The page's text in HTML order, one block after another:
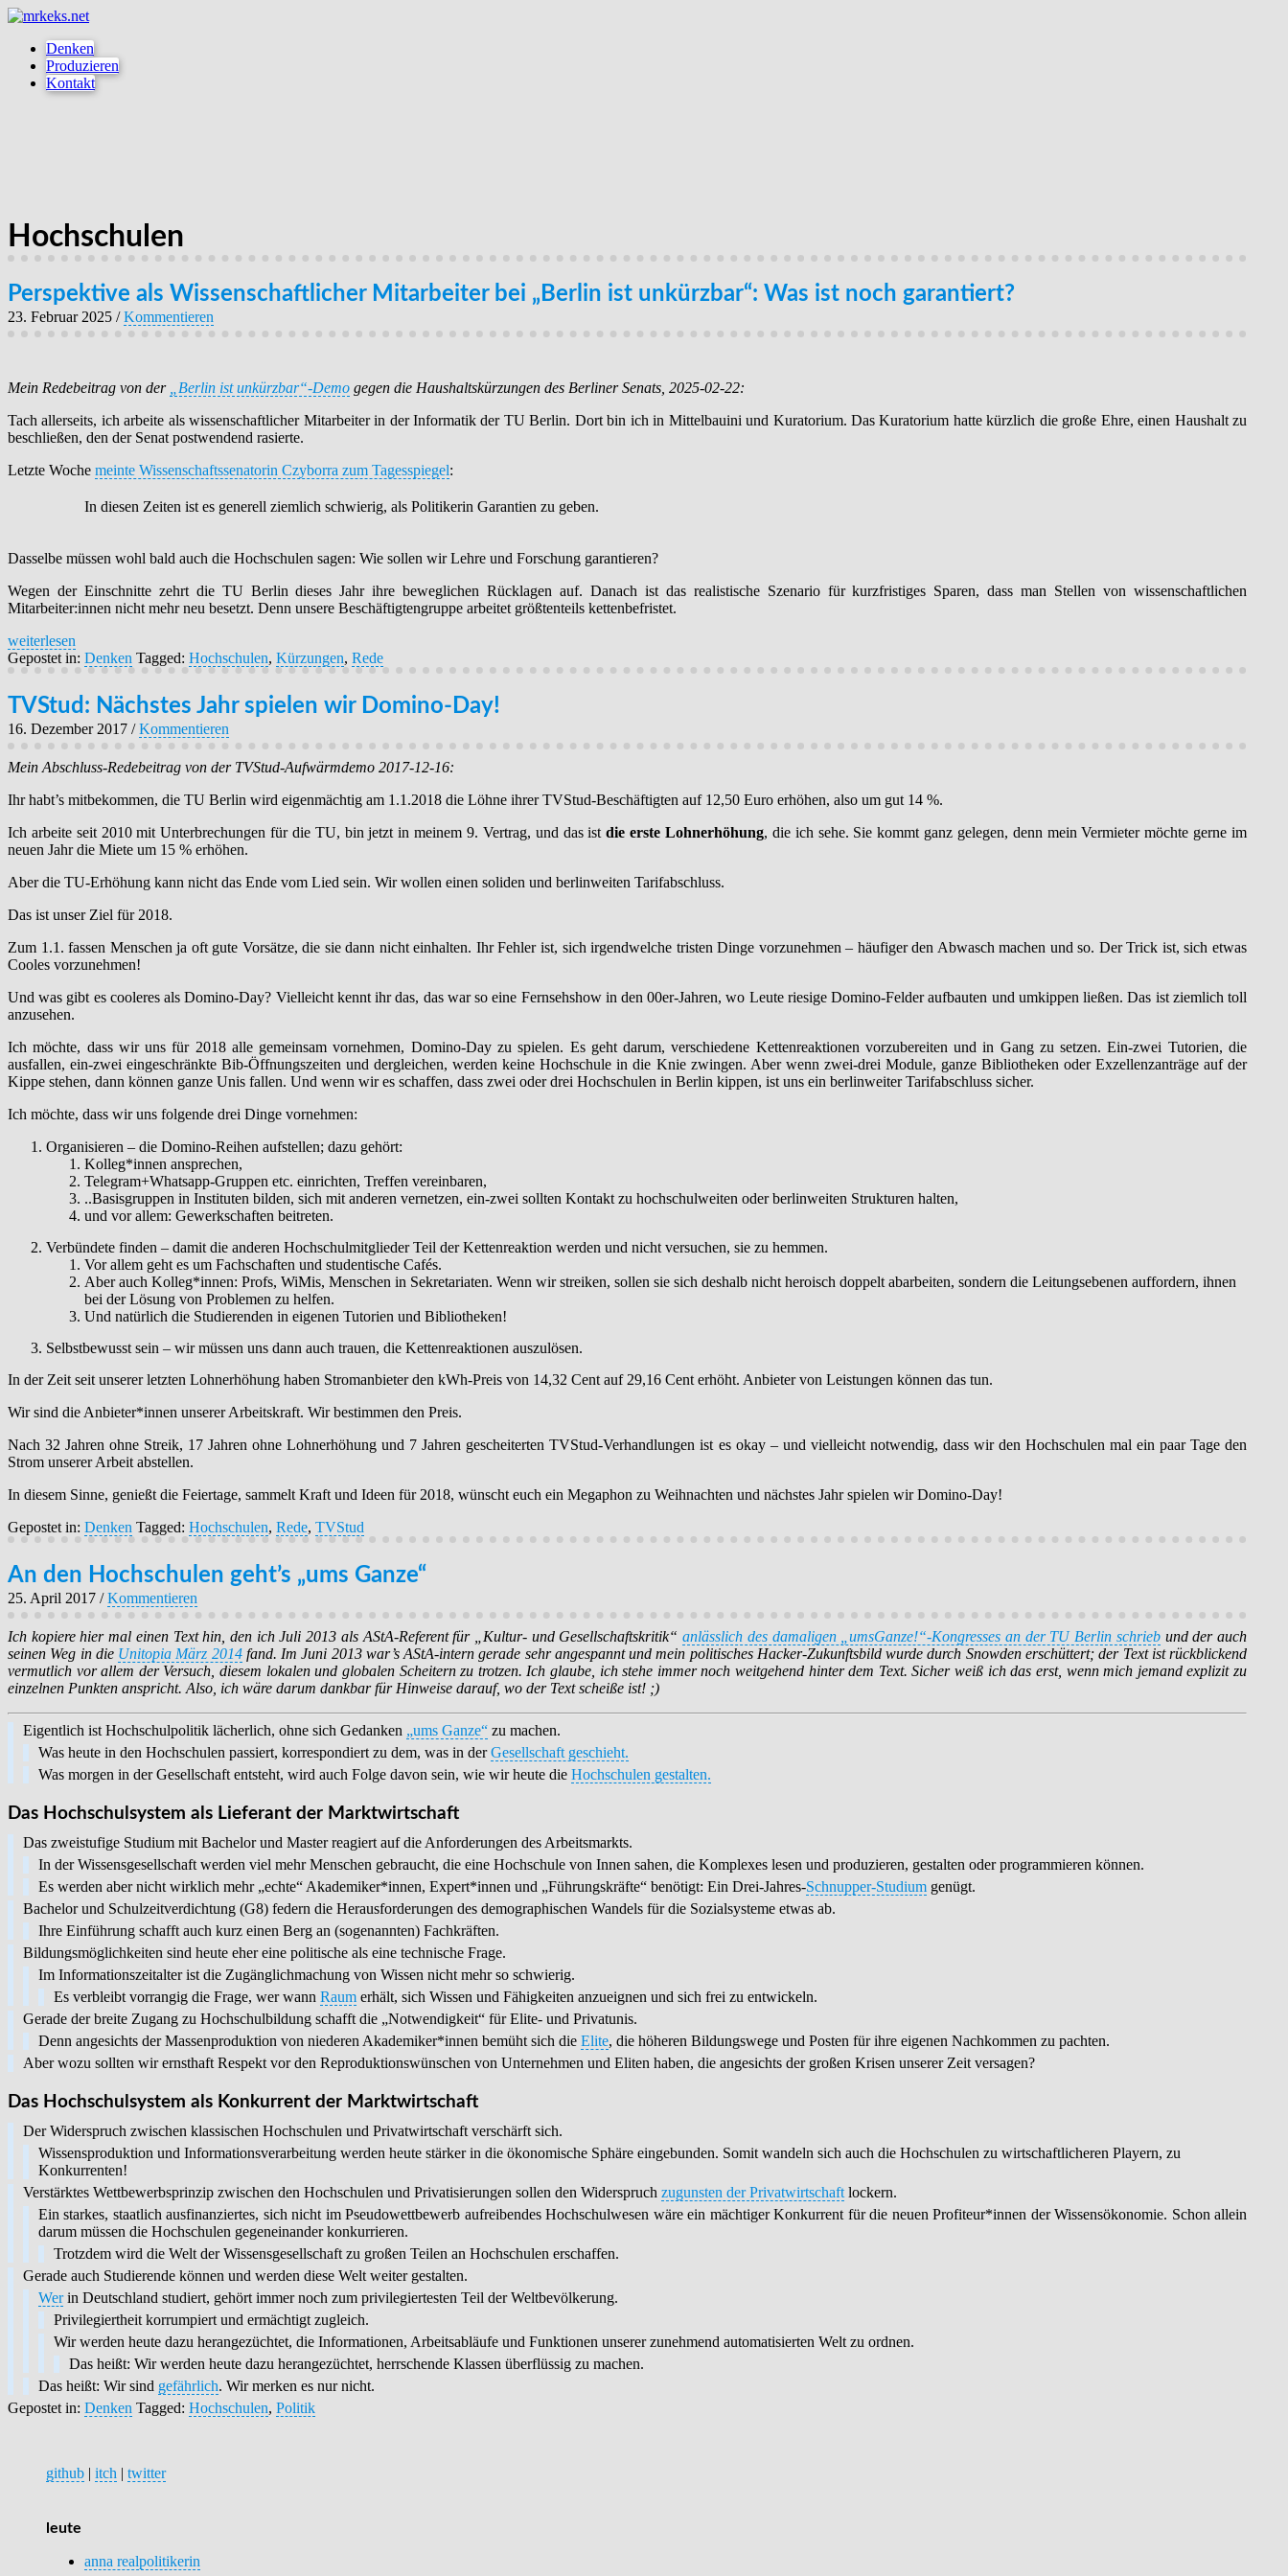
Denken
Produzieren
Kontakt
Hochschulen
Perspektive als Wissenschaftlicher Mitarbeiter bei „Berlin ist unkürzbar“: Was ist noch garantiert?
23. Februar 2025 /Kommentieren
Mein Redebeitrag von der „Berlin ist unkürzbar“-Demo gegen die Haushaltskürzungen des Berliner Senats, 2025-02-22:
Tach allerseits, ich arbeite als wissenschaftlicher Mitarbeiter in der Informatik der TU Berlin. Dort bin ich in Mittelbauini und Kuratorium. Das Kuratorium hatte kürzlich die große Ehre, einen Haushalt zu
beschließen, den der Senat postwendend rasierte.
Letzte Woche meinte Wissenschaftssenatorin Czyborra zum Tagesspiegel:
In diesen Zeiten ist es generell ziemlich schwierig, als Politikerin Garantien zu geben.
Dasselbe müssen wohl bald auch die Hochschulen sagen: Wie sollen wir Lehre und Forschung garantieren?
Wegen der Einschnitte zehrt die TU Berlin dieses Jahr ihre beweglichen Rücklagen auf. Danach ist das realistische Szenario für kurzfristiges Sparen, dass man Stellen von wissenschaftlichen
Mitarbeiter:innen nicht mehr neu besetzt. Denn unsere Beschäftigtengruppe arbeitet größtenteils kettenbefristet.
weiterlesen
Gepostet in: Denken Tagged: Hochschulen, Kürzungen, Rede
TVStud: Nächstes Jahr spielen wir Domino-Day!
16. Dezember 2017 /Kommentieren
Mein Abschluss-Redebeitrag von der TVStud-Aufwärmdemo 2017-12-16:
Ihr habt’s mitbekommen, die TU Berlin wird eigenmächtig am 1.1.2018 die Löhne ihrer TVStud-Beschäftigten auf 12,50 Euro erhöhen, also um gut 14 %.
Ich arbeite seit 2010 mit Unterbrechungen für die TU, bin jetzt in meinem 9. Vertrag, und das istdie erste Lohnerhöhung, die ich sehe. Sie kommt ganz gelegen, denn mein Vermieter möchte gerne im
neuen Jahr die Miete um 15 % erhöhen.
Aber die TU-Erhöhung kann nicht das Ende vom Lied sein. Wir wollen einen soliden und berlinweiten Tarifabschluss.
Das ist unser Ziel für 2018.
Zum 1.1. fassen Menschen ja oft gute Vorsätze, die sie dann nicht einhalten. Ihr Fehler ist, sich irgendwelche tristen Dinge vorzunehmen – häufiger den Abwasch machen und so. Der Trick ist, sich etwas
Cooles vorzunehmen!
Und was gibt es cooleres als Domino-Day? Vielleicht kennt ihr das, das war so eine Fernsehshow in den 00er-Jahren, wo Leute riesige Domino-Felder aufbauten und umkippen ließen. Das ist ziemlich toll
anzusehen.
Ich möchte, dass wir uns für 2018 alle gemeinsam vornehmen, Domino-Day zu spielen. Es geht darum, verschiedene Kettenreaktionen vorzubereiten und in Gang zu setzen. Ein-zwei Tutorien, die
ausfallen, ein-zwei eingeschränkte Bib-Öffnungszeiten und dergleichen, werden keine Hochschule in die Knie zwingen. Aber wenn zwei-drei Module, ganze Bibliotheken oder Exzellenzanträge auf der
Kippe stehen, dann können ganze Unis fallen. Und wenn wir es schaffen, dass zwei oder drei Hochschulen in Berlin kippen, ist uns ein berlinweiter Tarifabschluss sicher.
Ich möchte, dass wir uns folgende drei Dinge vornehmen:
Organisieren – die Domino-Reihen aufstellen; dazu gehört:
Kolleg*innen ansprechen,
Telegram+Whatsapp-Gruppen etc. einrichten, Treffen vereinbaren,
..Basisgruppen in Instituten bilden, sich mit anderen vernetzen, ein-zwei sollten Kontakt zu hochschulweiten oder berlinweiten Strukturen halten,
und vor allem: Gewerkschaften beitreten.
Verbündete finden – damit die anderen Hochschulmitglieder Teil der Kettenreaktion werden und nicht versuchen, sie zu hemmen.
Vor allem geht es um Fachschaften und studentische Cafés.
Aber auch Kolleg*innen: Profs, WiMis, Menschen in Sekretariaten. Wenn wir streiken, sollen sie sich deshalb nicht heroisch doppelt abarbeiten, sondern die Leitungsebenen auffordern, ihnen
bei der Lösung von Problemen zu helfen.
Und natürlich die Studierenden in eigenen Tutorien und Bibliotheken!
Selbstbewusst sein – wir müssen uns dann auch trauen, die Kettenreaktionen auszulösen.
In der Zeit seit unserer letzten Lohnerhöhung haben Stromanbieter den kWh-Preis von 14,32 Cent auf 29,16 Cent erhöht. Anbieter von Leistungen können das tun.
Wir sind die Anbieter*innen unserer Arbeitskraft. Wir bestimmen den Preis.
Nach 32 Jahren ohne Streik, 17 Jahren ohne Lohnerhöhung und 7 Jahren gescheiterten TVStud-Verhandlungen ist es okay – und vielleicht notwendig, dass wir den Hochschulen mal ein paar Tage den
Strom unserer Arbeit abstellen.
In diesem Sinne, genießt die Feiertage, sammelt Kraft und Ideen für 2018, wünscht euch ein Megaphon zu Weihnachten und nächstes Jahr spielen wir Domino-Day!
Gepostet in: Denken Tagged: Hochschulen, Rede, TVStud
An den Hochschulen geht’s „ums Ganze“
25. April 2017 /Kommentieren
Ich kopiere hier mal einen Text hin, den ich Juli 2013 als AStA-Referent für „Kultur- und Gesellschaftskritik“anlässlich des damaligen „umsGanze!“-Kongresses an der TU Berlin schriebund der auch
seinen Weg in die Unitopia März 2014fand. Im Juni 2013 war’s AStA-intern gerade sehr angespannt und mein politisches Hacker-Zukunftsbild wurde durch Snowden erschüttert; der Text ist rückblickend
vermutlich vor allem der Versuch, diesem lokalen und globalen Scheitern zu trotzen. Ich glaube, ich stehe immer noch weitgehend hinter dem Text. Sicher weiß ich das erst, wenn mich jemand explizit zu
einzelnen Punkten anspricht. Also, ich wäre darum dankbar für Hinweise darauf, wo der Text scheiße ist! ;)
Eigentlich ist Hochschulpolitik lächerlich, ohne sich Gedanken „ums Ganze“ zu machen.
Was heute in den Hochschulen passiert, korrespondiert zu dem, was in derGesellschaft geschieht.
Was morgen in der Gesellschaft entsteht, wird auch Folge davon sein, wie wir heute die Hochschulen gestalten.
Das Hochschulsystem als Lieferant der Marktwirtschaft
Das zweistufige Studium mit Bachelor und Master reagiert auf die Anforderungen des Arbeitsmarkts.
In der Wissensgesellschaft werden viel mehr Menschen gebraucht, die eine Hochschule von Innen sahen, die Komplexes lesen und produzieren, gestalten oder programmieren können.
Es werden aber nicht wirklich mehr „echte“ Akademiker*innen, Expert*innen und „Führungskräfte“ benötigt: Ein Drei-Jahres-Schnupper-Studium genügt.
Bachelor und Schulzeitverdichtung (G8) federn die Herausforderungen des demographischen Wandels für die Sozialsysteme etwas ab.
Ihre Einführung schafft auch kurz einen Berg an (sogenannten) Fachkräften.
Bildungsmöglichkeiten sind heute eher eine politische als eine technische Frage.
Im Informationszeitalter ist die Zugänglichmachung von Wissen nicht mehr so schwierig.
Es verbleibt vorrangig die Frage, wer wann Raum erhält, sich Wissen und Fähigkeiten anzueignen und sich frei zu entwickeln.
Gerade der breite Zugang zu Hochschulbildung schafft die „Notwendigkeit“ für Elite- und Privatunis.
Denn angesichts der Massenproduktion von niederen Akademiker*innen bemüht sich die Elite, die höheren Bildungswege und Posten für ihre eigenen Nachkommen zu pachten.
Aber wozu sollten wir ernsthaft Respekt vor den Reproduktionswünschen von Unternehmen und Eliten haben, die angesichts der großen Krisen unserer Zeit versagen?
Das Hochschulsystem als Konkurrent der Marktwirtschaft
Der Widerspruch zwischen klassischen Hochschulen und Privatwirtschaft verschärft sich.
Wissensproduktion und Informationsverarbeitung werden heute stärker in die ökonomische Sphäre eingebunden. Somit wandeln sich auch die Hochschulen zu wirtschaftlicheren Playern, zu
Konkurrenten!
Verstärktes Wettbewerbsprinzip zwischen den Hochschulen und Privatisierungen sollen den Widerspruch zugunsten der Privatwirtschaft lockern.
Ein starkes, staatlich ausfinanziertes, sich nicht im Pseudowettbewerb aufreibendes Hochschulwesen wäre ein mächtiger Konkurrent für die neuen Profiteur*innen der Wissensökonomie. Schon allein
darum müssen die Hochschulen gegeneinander konkurrieren.
Trotzdem wird die Welt der Wissensgesellschaft zu großen Teilen an Hochschulen erschaffen.
Gerade auch Studierende können und werden diese Welt weiter gestalten.
Werin Deutschland studiert, gehört immer noch zum privilegiertesten Teil der Weltbevölkerung.
Privilegiertheit korrumpiert und ermächtigt zugleich.
Wir werden heute dazu herangezüchtet, die Informationen, Arbeitsabläufe und Funktionen unserer zunehmend automatisierten Welt zu ordnen.
Das heißt: Wir werden heute dazu herangezüchtet, herrschende Klassen überflüssig zu machen.
Das heißt: Wir sind gefährlich. Wir merken es nur nicht.
Gepostet in: Denken Tagged: Hochschulen, Politik
github | itch | twitter
leute
anna realpolitikerin